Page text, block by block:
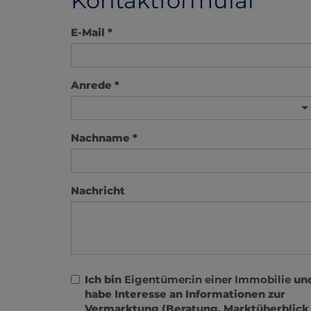
E-Mail
Anrede
Nachname
Nachricht
Ich bin Eigentümer:in einer Immobilie
habe Interesse an Informationen zur
Vermarktung (Beratung, Marktüberblick